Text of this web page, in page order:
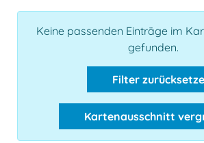
Keine passenden Einträge im
gefunden.
Filter
Kartenausschnitt